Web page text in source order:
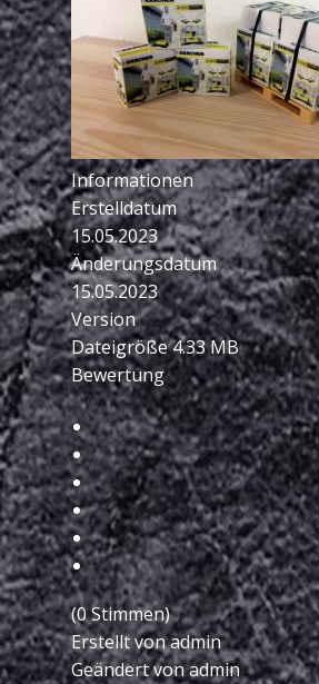
Informationen
Erstelldatum
15.05.2023
Änderungsdatum
15.05.2023
Version
Dateigröße4.33 MB
Bewertung
(0 Stimmen)
Erstellt vonadmin
Geändert vonadmin